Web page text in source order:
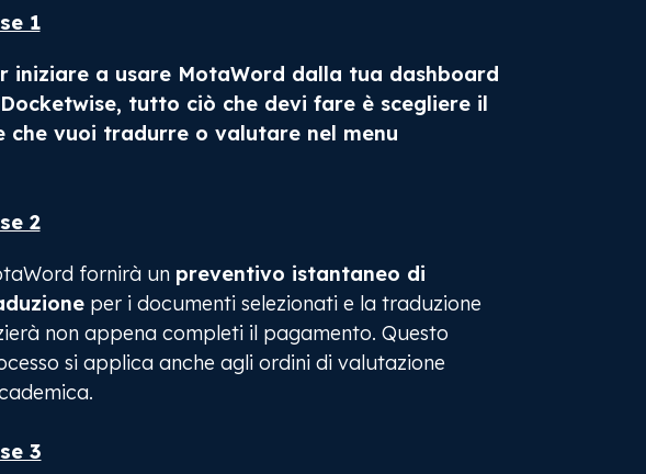
1
iniziare a usare MotaWord dalla tua dashboard
tutto ciò che devi fare è scegliere il
che vuoi tradurre o valutare nel menu
2
fornirà un preventivo istantaneo di
per i documenti selezionati e la traduzione
non appena completi il pagamento. Questo
si applica anche agli ordini di valutazione
3